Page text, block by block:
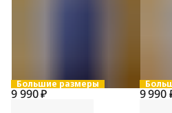
Большие размеры
9 990 ₽ 9 990